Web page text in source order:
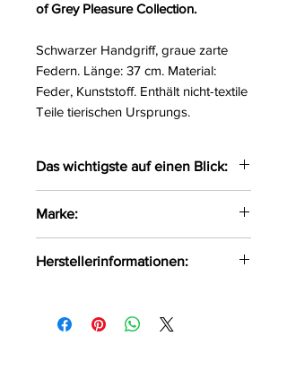
of Grey Pleasure Collection.
Schwarzer Handgriff, graue zarte
Federn. Länge: 37 cm. Material:
Feder, Kunststoff. Enthält nicht-textile
Teile tierischen Ursprungs.
Das wichtigste auf einen Blick:
Für kitzelige Vorspiele
Marke:
Herstellerinformationen:
Hermann-Blankenstein-Str. 5